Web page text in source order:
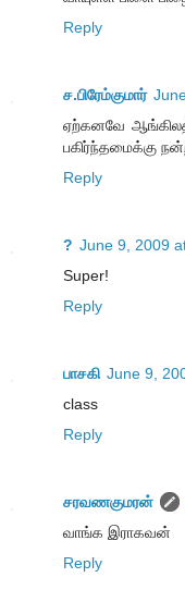
Reply
ச.பிரேம்குமார்
ஏற்கனவே
பகிர்ந்தமைக்கு
Reply
? June 9, 2009
Super!
Reply
பாசகி June 9,
class
Reply
சரவணகுமரன்
வாங்க இராகவன்
Reply